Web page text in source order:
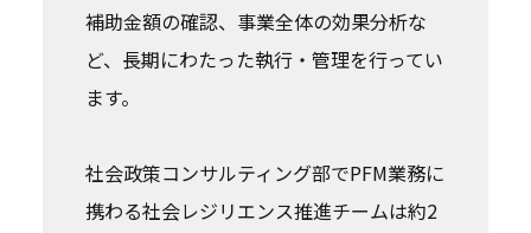
補助金額の確認、事業全体の効果分析な
ど、長期にわたった執行・管理を行ってい
ます。
社会政策コンサルティング部でPFM業務に
携わる社会レジリエンス推進チームは約2